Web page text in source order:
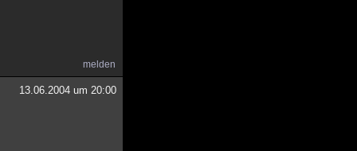
melden
13.06.2004 um 20:00